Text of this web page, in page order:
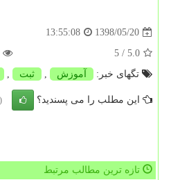
1398/05/20
13:55:08
5.0
/ 5
تگهای خبر:
آموزش , ثبت ,
این مطلب را می پسندید؟ (1)
تازه ترین مطالب مرتبط